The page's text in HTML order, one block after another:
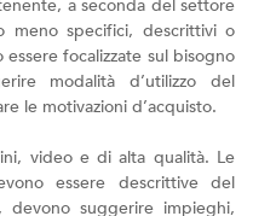
a seconda del settore
specifici, descrittivi o
focalizzate sul bisogno
modalità d’utilizzo del
le motivazioni d’acquisto.
video e di alta qualità. Le
essere descrittive del
suggerire impieghi,